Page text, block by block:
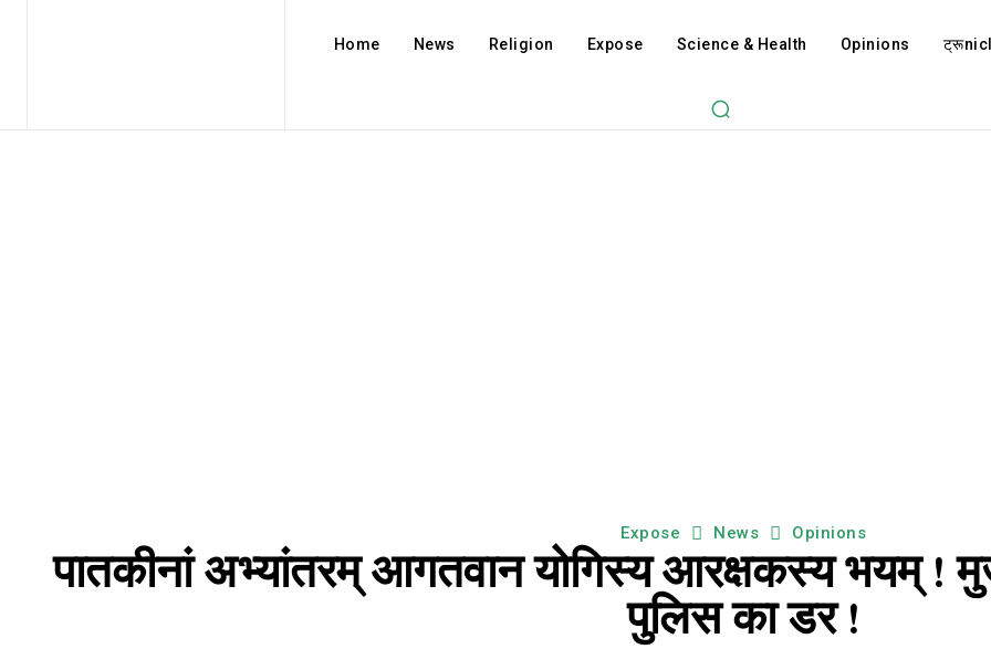
Home News Religion Expose Science & Health Opinions
Expose News Opinions
पातकीनां अभ्यांतरम् आगतवान योगिस्य आरक्षकस्य भयम् !
पुलिस का डर !